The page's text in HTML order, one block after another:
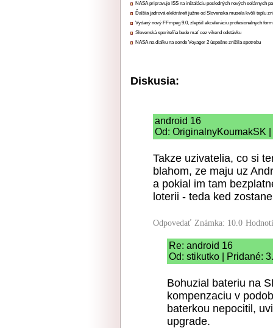
NASA pripravuje ISS na inštaláciu posledných nových solárnych
Ďalšia jadrová elektráreň južne od Slovenska musela kvôli teplu
Vydaný nový FFmpeg 9.0, zlepšil akceleráciu profesionálnych
Slovenská sporiteľňa bude mať cez víkend odstávku
NASA na diaľku na sonde Voyager 2 úspešne znížila spotrebu
Diskusia:
android 16
Od: OriginalnyKoumakSK
Takze uzivatelia, co si
blahom, ze maju uz
a pokial im tam
loterii - teda ked
Odpovedať Známka: 10.0
Re: android 16
Od: stikutko | Pridané:
Bohuzial bateriu na
kompenzaciu v
baterkou nepocitil,
upgrade.